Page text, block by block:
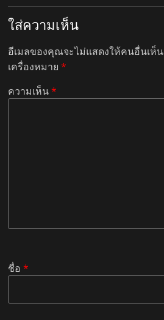
ใส่ความเห็น
อีเมลของคุณจะไม่แสดงให้คนอื่นเห็น
เครื่องหมาย*
ความเห็น*
ชื่อ*